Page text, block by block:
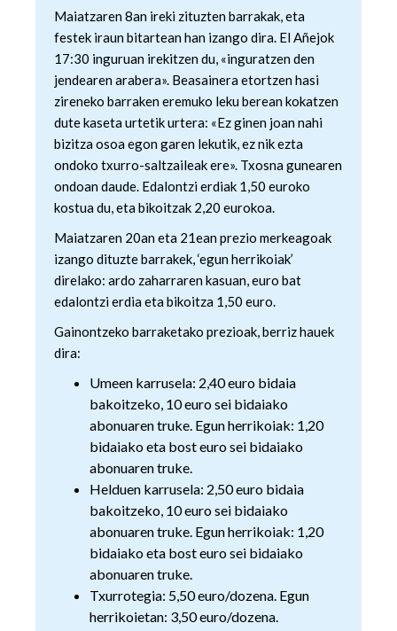
Maiatzaren 8an ireki zituzten barrakak, eta
festek iraun bitartean han izango dira. El Añejok
17:30 inguruan irekitzen du, «inguratzen den
jendearen arabera». Beasainera etortzen hasi
zireneko barraken eremuko leku berean kokatzen
dute kaseta urtetik urtera: «Ez ginen joan nahi
bizitza osoa egon garen lekutik, ez nik ezta
ondoko txurro-saltzaileak ere». Txosna gunearen
ondoan daude. Edalontzi erdiak 1,50 euroko
kostua du, eta bikoitzak 2,20 eurokoa.
Maiatzaren 20an eta 21ean prezio merkeagoak
izango dituzte barrakek, ‘egun herrikoiak’
direlako: ardo zaharraren kasuan, euro bat
edalontzi erdia eta bikoitza 1,50 euro.
Gainontzeko barraketako prezioak, berriz hauek
dira:
Umeen karrusela: 2,40 euro bidaia
bakoitzeko, 10 euro sei bidaiako
abonuaren truke. Egun herrikoiak: 1,20
bidaiako eta bost euro sei bidaiako
abonuaren truke.
Helduen karrusela: 2,50 euro bidaia
bakoitzeko, 10 euro sei bidaiako
abonuaren truke. Egun herrikoiak: 1,20
bidaiako eta bost euro sei bidaiako
abonuaren truke.
Txurrotegia: 5,50 euro/dozena. Egun
herrikoietan: 3,50 euro/dozena.